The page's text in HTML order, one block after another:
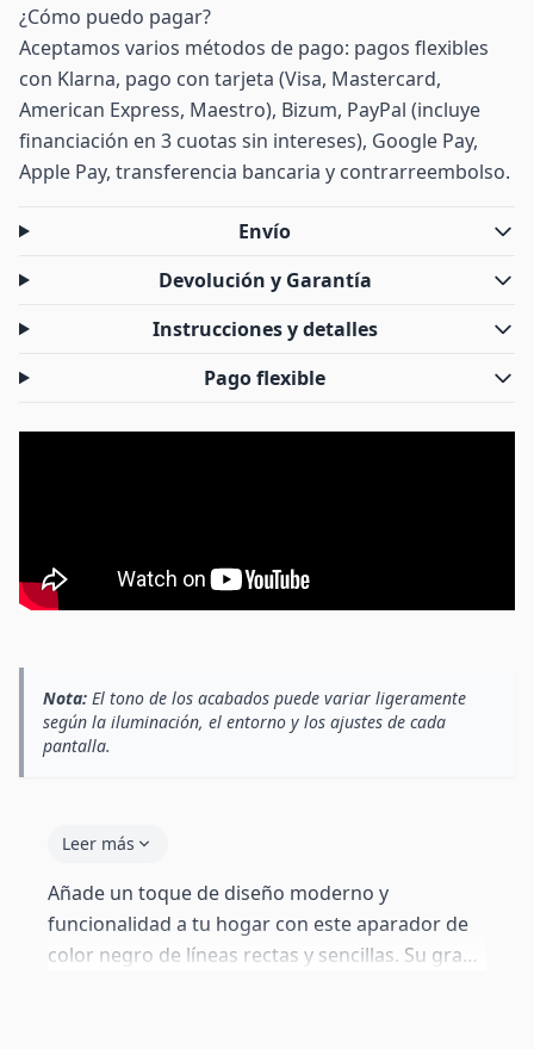
¿Cómo puedo pagar?
Aceptamos varios métodos de pago: pagos flexibles
con Klarna, pago con tarjeta (Visa, Mastercard,
American Express, Maestro), Bizum, PayPal (incluye
financiación en 3 cuotas sin intereses), Google Pay,
Apple Pay, transferencia bancaria y contrarreembolso.
Envío
Devolución y Garantía
Instrucciones y detalles
Pago flexible
Nota: El tono de los acabados puede variar ligeramente
según la iluminación, el entorno y los ajustes de cada
pantalla.
Leer más
Añade un toque de diseño moderno y
funcionalidad a tu hogar con este aparador de
color negro de líneas rectas y sencillas. Su gran